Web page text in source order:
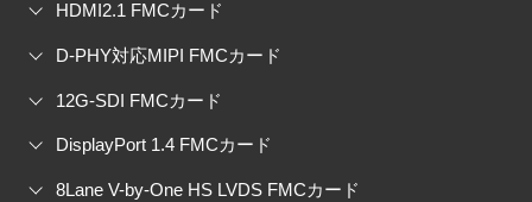
HDMI2.1 FMCカード
D-PHY対応MIPI FMCカード
12G-SDI FMCカード
DisplayPort 1.4 FMCカード
8Lane V-by-One HS LVDS FMCカード